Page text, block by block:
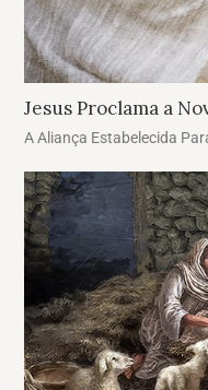
Jesus Proclama a
A Aliança Estabelecida